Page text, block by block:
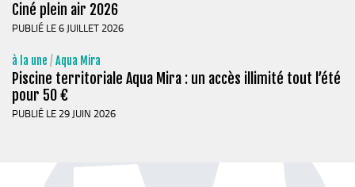
Ciné plein air 2026
PUBLIÉ LE 6 JUILLET 2026
à la une /Aqua Mira
Piscine territoriale Aqua Mira : un accès illimité tout l’été
pour 50 €
PUBLIÉ LE 29 JUIN 2026